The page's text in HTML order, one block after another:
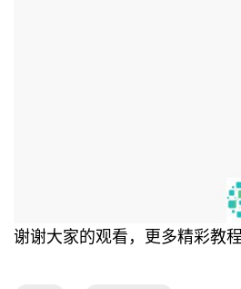
谢谢大家的观看，更多精彩教